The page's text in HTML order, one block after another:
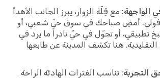
الواجهة: مع قِلّة الزوار، يبرز الجانب الأهدأ
فولي. أمضِ صباحك في سوق حيّ شعبي، أو
تطبيقي، أو تجوّل في حيّ نادراً ما يرد في
هنا تكشف المدينة عن طابعها
التجربة: تناسب الفترات الهادئة الراحة